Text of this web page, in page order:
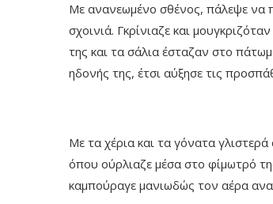
Με ανανεωμένο σθένος, πάλεψε να
σχοινιά. Γκρίνιαζε και
της και τα σάλια έσταζαν στο
ηδονής της, έτσι αύξησε τις
Με τα χέρια και τα γόνατα
όπου ούρλιαζε μέσα στο φίμωτρό
καμπούραγε μανιωδώς τον αέρα